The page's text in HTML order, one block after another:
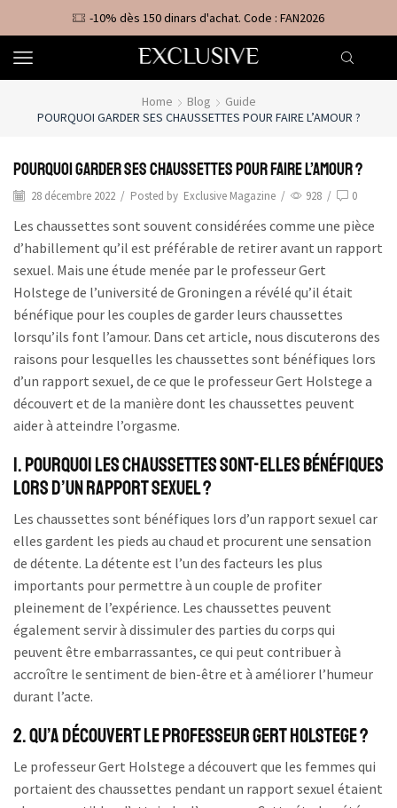
-10% dès 150 dinars d'achat. Code : FAN2026
Home Blog
Guide
POURQUOI GARDER SES CHAUSSETTES POUR FAIRE L’AMOUR ?
Pourquoi garder ses chaussettes pour faire l’amour ?
28 décembre 2022 / Posted by Exclusive Magazine / 928 / 0
Les chaussettes sont souvent considérées comme une pièce
d’habillement qu’il est préférable de retirer avant un rapport
sexuel. Mais une étude menée par le professeur Gert
Holstege de l’université de Groningen a révélé qu’il était
bénéfique pour les couples de garder leurs chaussettes
lorsqu’ils font l’amour. Dans cet article, nous discuterons des
raisons pour lesquelles les chaussettes sont bénéfiques lors
d’un rapport sexuel, de ce que le professeur Gert Holstege a
découvert et de la manière dont les chaussettes peuvent
aider à atteindre l’orgasme.
1. Pourquoi les chaussettes sont-elles bénéfiques
lors d’un rapport sexuel ?
Les chaussettes sont bénéfiques lors d’un rapport sexuel car
elles gardent les pieds au chaud et procurent une sensation
de détente. La détente est l’un des facteurs les plus
importants pour permettre à un couple de profiter
pleinement de l’expérience. Les chaussettes peuvent
également servir à dissimuler des parties du corps qui
peuvent être embarrassantes, ce qui peut contribuer à
accroître le sentiment de bien-être et à améliorer l’humeur
durant l’acte.
2. Qu’a découvert le professeur Gert Holstege ?
Le professeur Gert Holstege a découvert que les femmes qui
portaient des chaussettes pendant un rapport sexuel étaient